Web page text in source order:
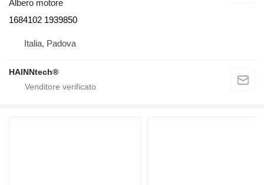
Albero motore
1684102 1939850
Italia, Padova
HAINNtech®